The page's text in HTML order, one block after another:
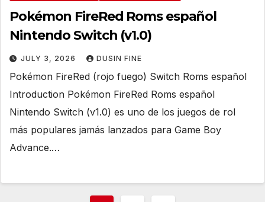
Pokémon FireRed Roms español
Nintendo Switch (v1.0)
JULY 3, 2026 DUSIN FINE
Pokémon FireRed (rojo fuego) Switch Roms español
Introduction Pokémon FireRed Roms español
Nintendo Switch (v1.0) es uno de los juegos de rol
más populares jamás lanzados para Game Boy
Advance.…